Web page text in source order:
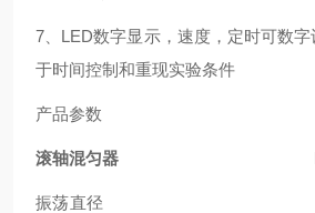
7 LED数字显示，速度，定时可数
于时间控制和重现实验条件
产品参数
滚轴混匀器 RL
振荡直径